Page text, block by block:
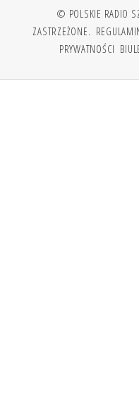
© POLSKIE RADIO
ZASTRZEŻONE.
PRYWATNOŚCI